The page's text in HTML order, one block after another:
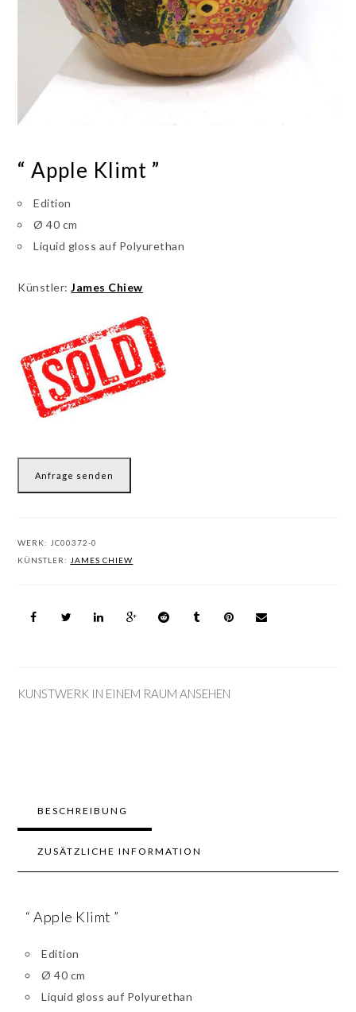
“ Apple Klimt ”
Edition
Ø 40 cm
Liquid gloss auf Polyurethan
Künstler:James Chiew
Anfrage senden
WERK: JC00372-0
KÜNSTLER: JAMES CHIEW
KUNSTWERK IN EINEM RAUM ANSEHEN
BESCHREIBUNG
ZUSÄTZLICHE INFORMATION
“ Apple Klimt ”
Edition
Ø 40 cm
Liquid gloss auf Polyurethan